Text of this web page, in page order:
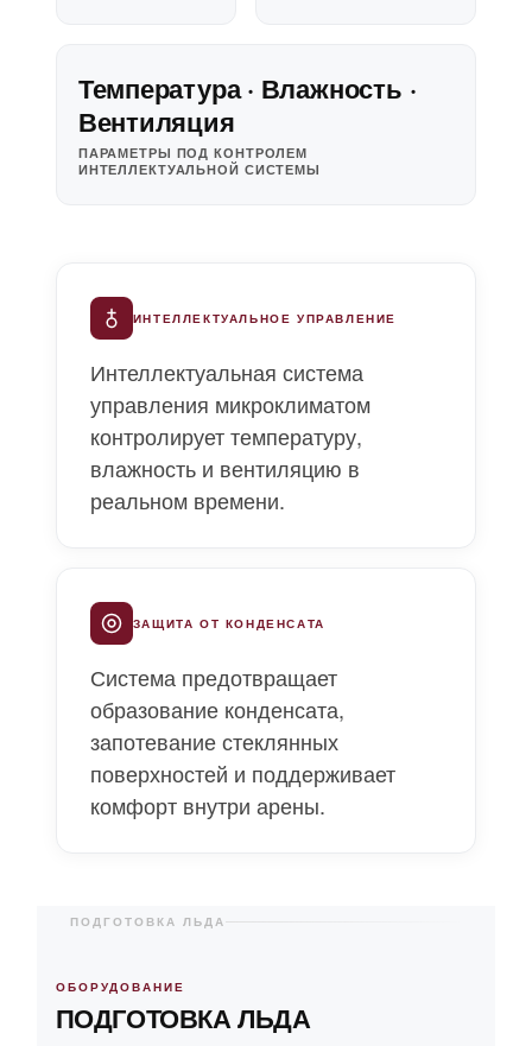
Температура · Влажность ·
Вентиляция
ПАРАМЕТРЫ ПОД КОНТРОЛЕМ
ИНТЕЛЛЕКТУАЛЬНОЙ СИСТЕМЫ
ИНТЕЛЛЕКТУАЛЬНОЕ УПРАВЛЕНИЕ
Интеллектуальная система
управления микроклиматом
контролирует температуру,
влажность и вентиляцию в
реальном времени.
ЗАЩИТА ОТ КОНДЕНСАТА
Система предотвращает
образование конденсата,
запотевание стеклянных
поверхностей и поддерживает
комфорт внутри арены.
ПОДГОТОВКА ЛЬДА
ОБОРУДОВАНИЕ
ПОДГОТОВКА ЛЬДА